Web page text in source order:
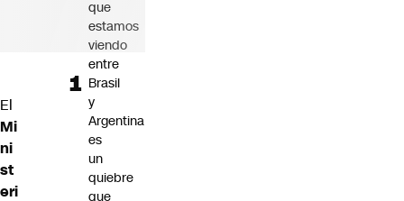
El
Mi
ni
st
eri
que
estamos
viendo
entre
Brasil
y
Argentina
es
un
quiebre
que